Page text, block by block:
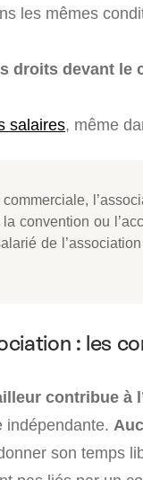
les mêmes
droits devant le
salaires, même
convention ou
de l’association
: les
contribue à
indépendante.
son temps